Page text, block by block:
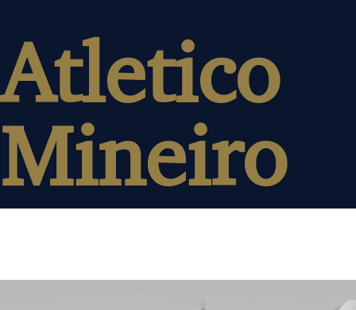
Atletico
Mineiro